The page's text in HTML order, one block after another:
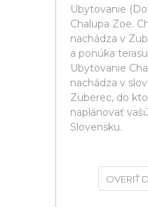
Ubytovanie
Chalupa Zoe.
nachádza v
a ponúka
Ubytovanie
nachádza v
Zuberec, do
naplánovať
Slovensku.
OVERIŤ